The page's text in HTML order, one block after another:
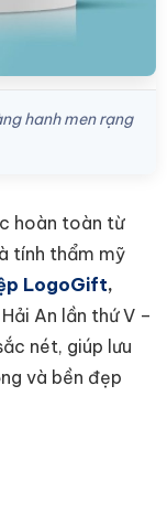
hanh men rạng
hoàn toàn từ
tính thẩm mỹ
LogoGift,
An lần thứ V –
nét, giúp lưu
và bền đẹp